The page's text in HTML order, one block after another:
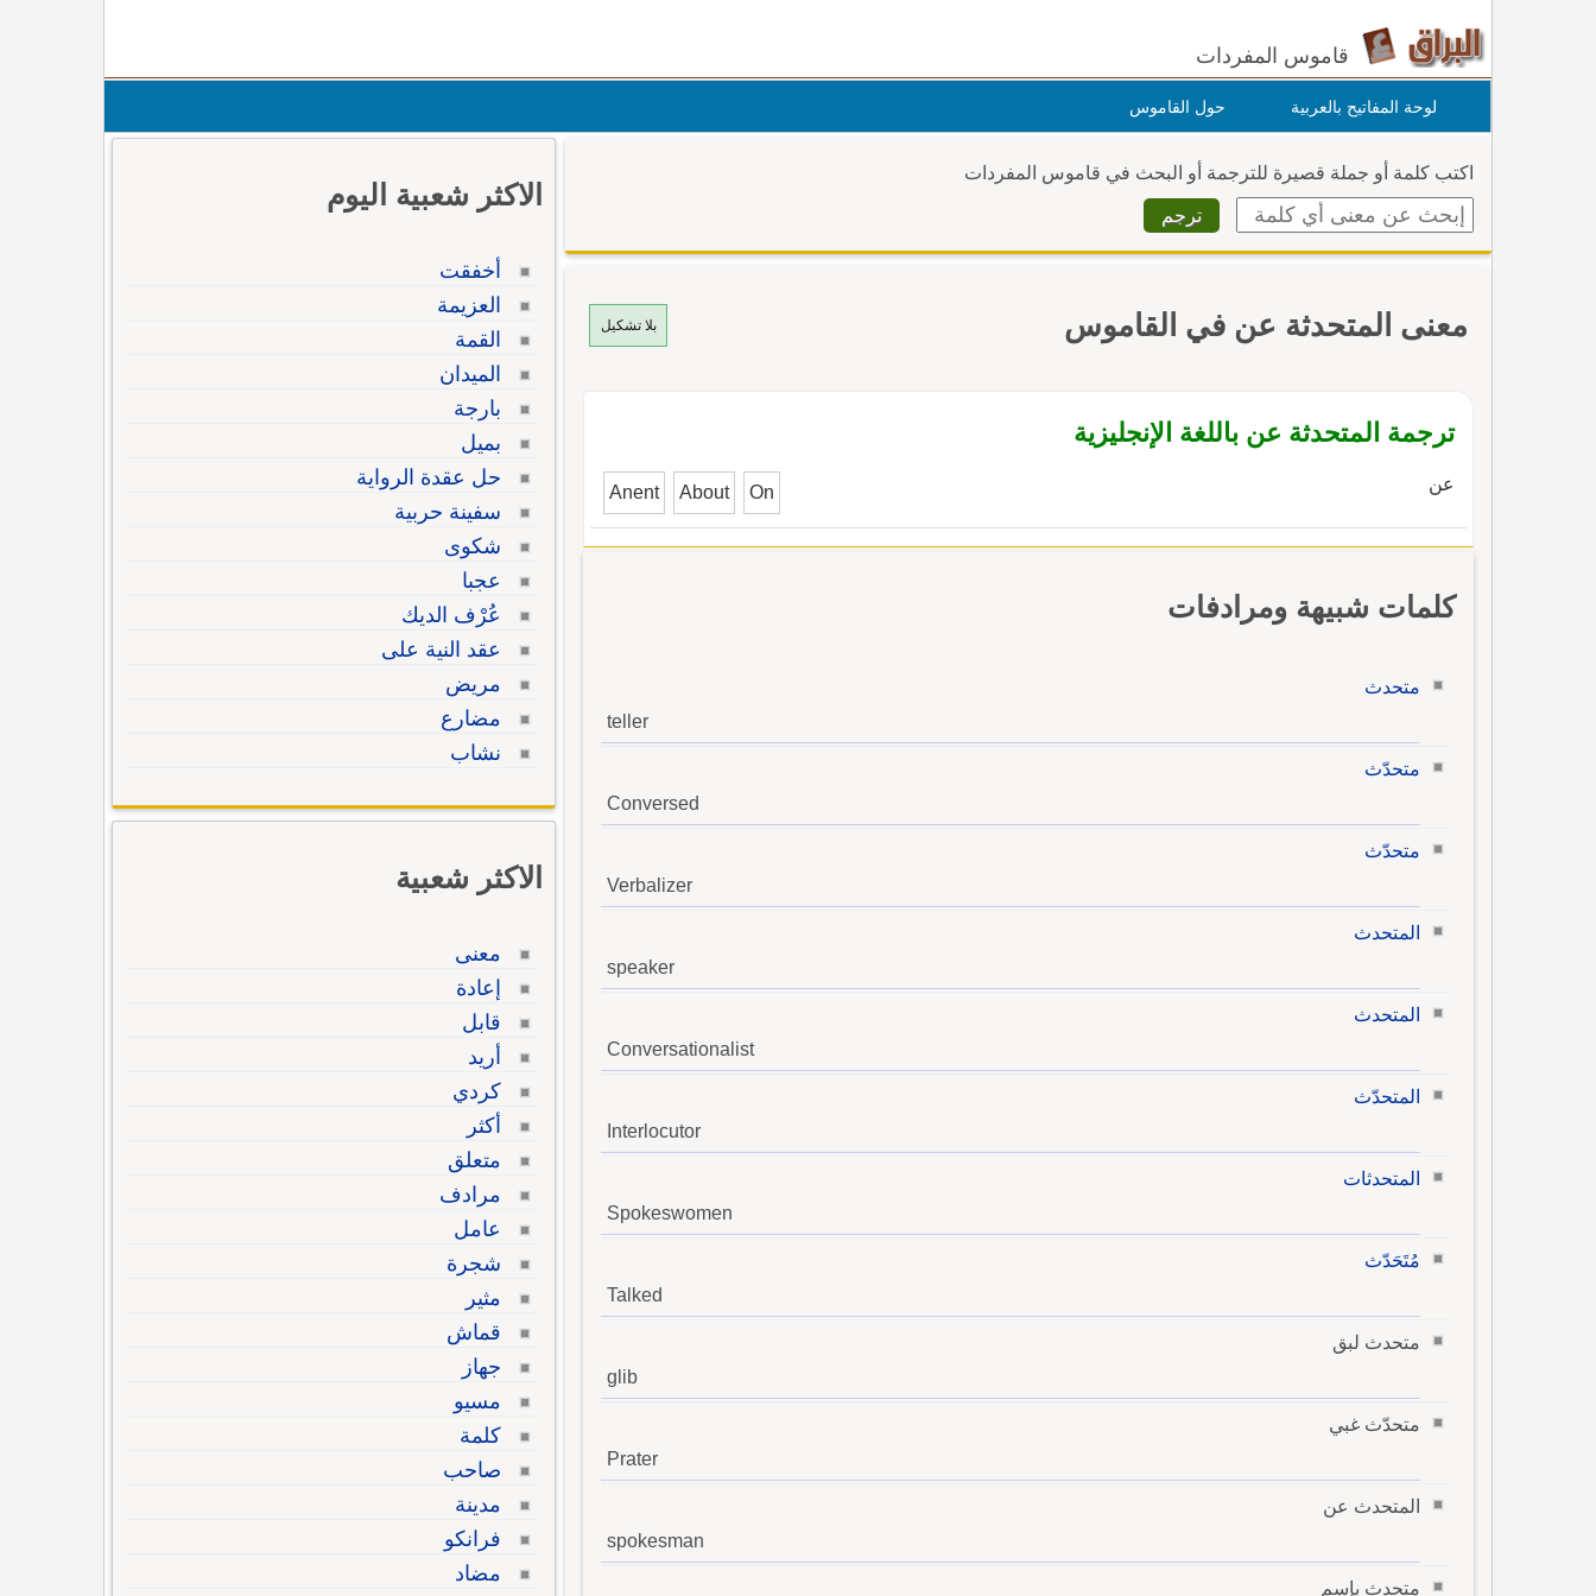
قاموس المفردات
لوحة المفاتيح بالعربية حول القاموس
اكتب كلمة أو جملة قصيرة للترجمة أو البحث في قاموس المفردات
بلا تشكيل معنى المتحدثة عن في القاموس
ترجمة المتحدثة عن باللغة الإنجليزية
عن Anent About On
كلمات شبيهة ومرادفات
متحدث
teller
متحدّث
Conversed
متحدّث
Verbalizer
المتحدث
speaker
المتحدث
Conversationalist
المتحدّث
Interlocutor
المتحدثات
Spokeswomen
مُتَحَدّث
Talked
متحدث لبق
glib
متحدّث غبي
Prater
المتحدث عن
spokesman
متحدث بإسم
الاكثر شعبية اليوم
أخفقت
العزيمة
القمة
الميدان
بارجة
بميل
حل عقدة الرواية
سفينة حربية
شكوى
عجبا
عُرْف الديك
عقد النية على
مريض
مضارع
نشاب
الاكثر شعبية
معنى
إعادة
قابل
أريد
كردي
أكثر
متعلق
مرادف
عامل
شجرة
مثير
قماش
جهاز
مسيو
كلمة
صاحب
مدينة
فرانكو
مضاد